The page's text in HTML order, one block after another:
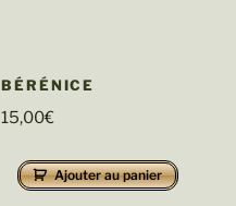
BÉRÉNICE
15,00€
Ajouter au panier